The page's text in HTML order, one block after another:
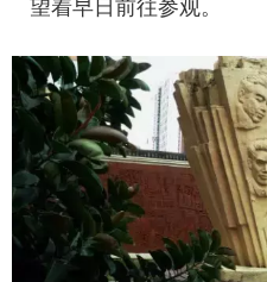
望着早日前往参观。